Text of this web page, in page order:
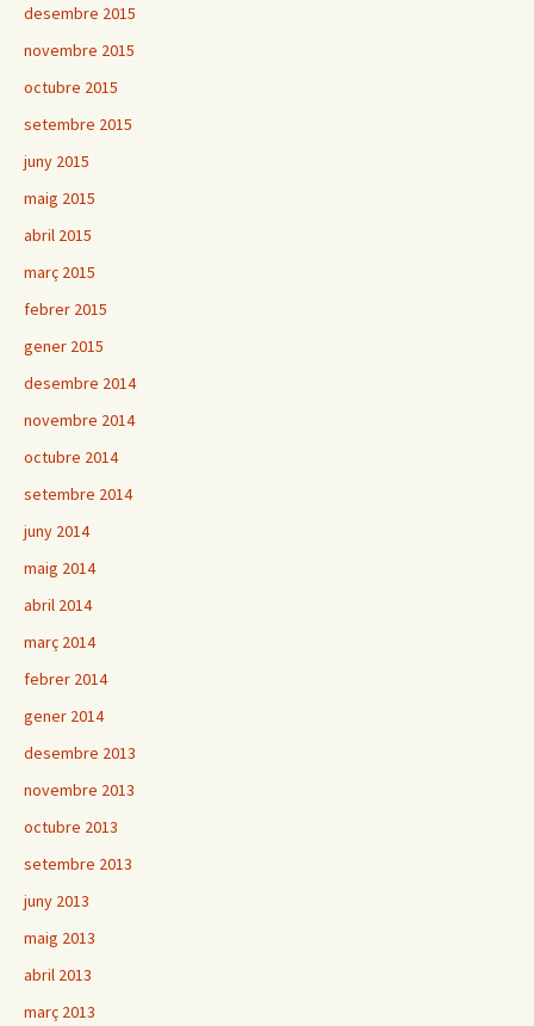
desembre 2015
novembre 2015
octubre 2015
setembre 2015
juny 2015
maig 2015
abril 2015
març 2015
febrer 2015
gener 2015
desembre 2014
novembre 2014
octubre 2014
setembre 2014
juny 2014
maig 2014
abril 2014
març 2014
febrer 2014
gener 2014
desembre 2013
novembre 2013
octubre 2013
setembre 2013
juny 2013
maig 2013
abril 2013
març 2013